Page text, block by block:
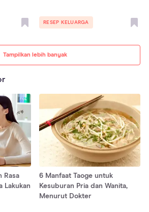
Tampilkan lebih banyak
RESEP KELUARGA
Rasa
Lakukan
6 Manfaat Taoge untuk
Kesuburan Pria dan Wanita,
Menurut Dokter